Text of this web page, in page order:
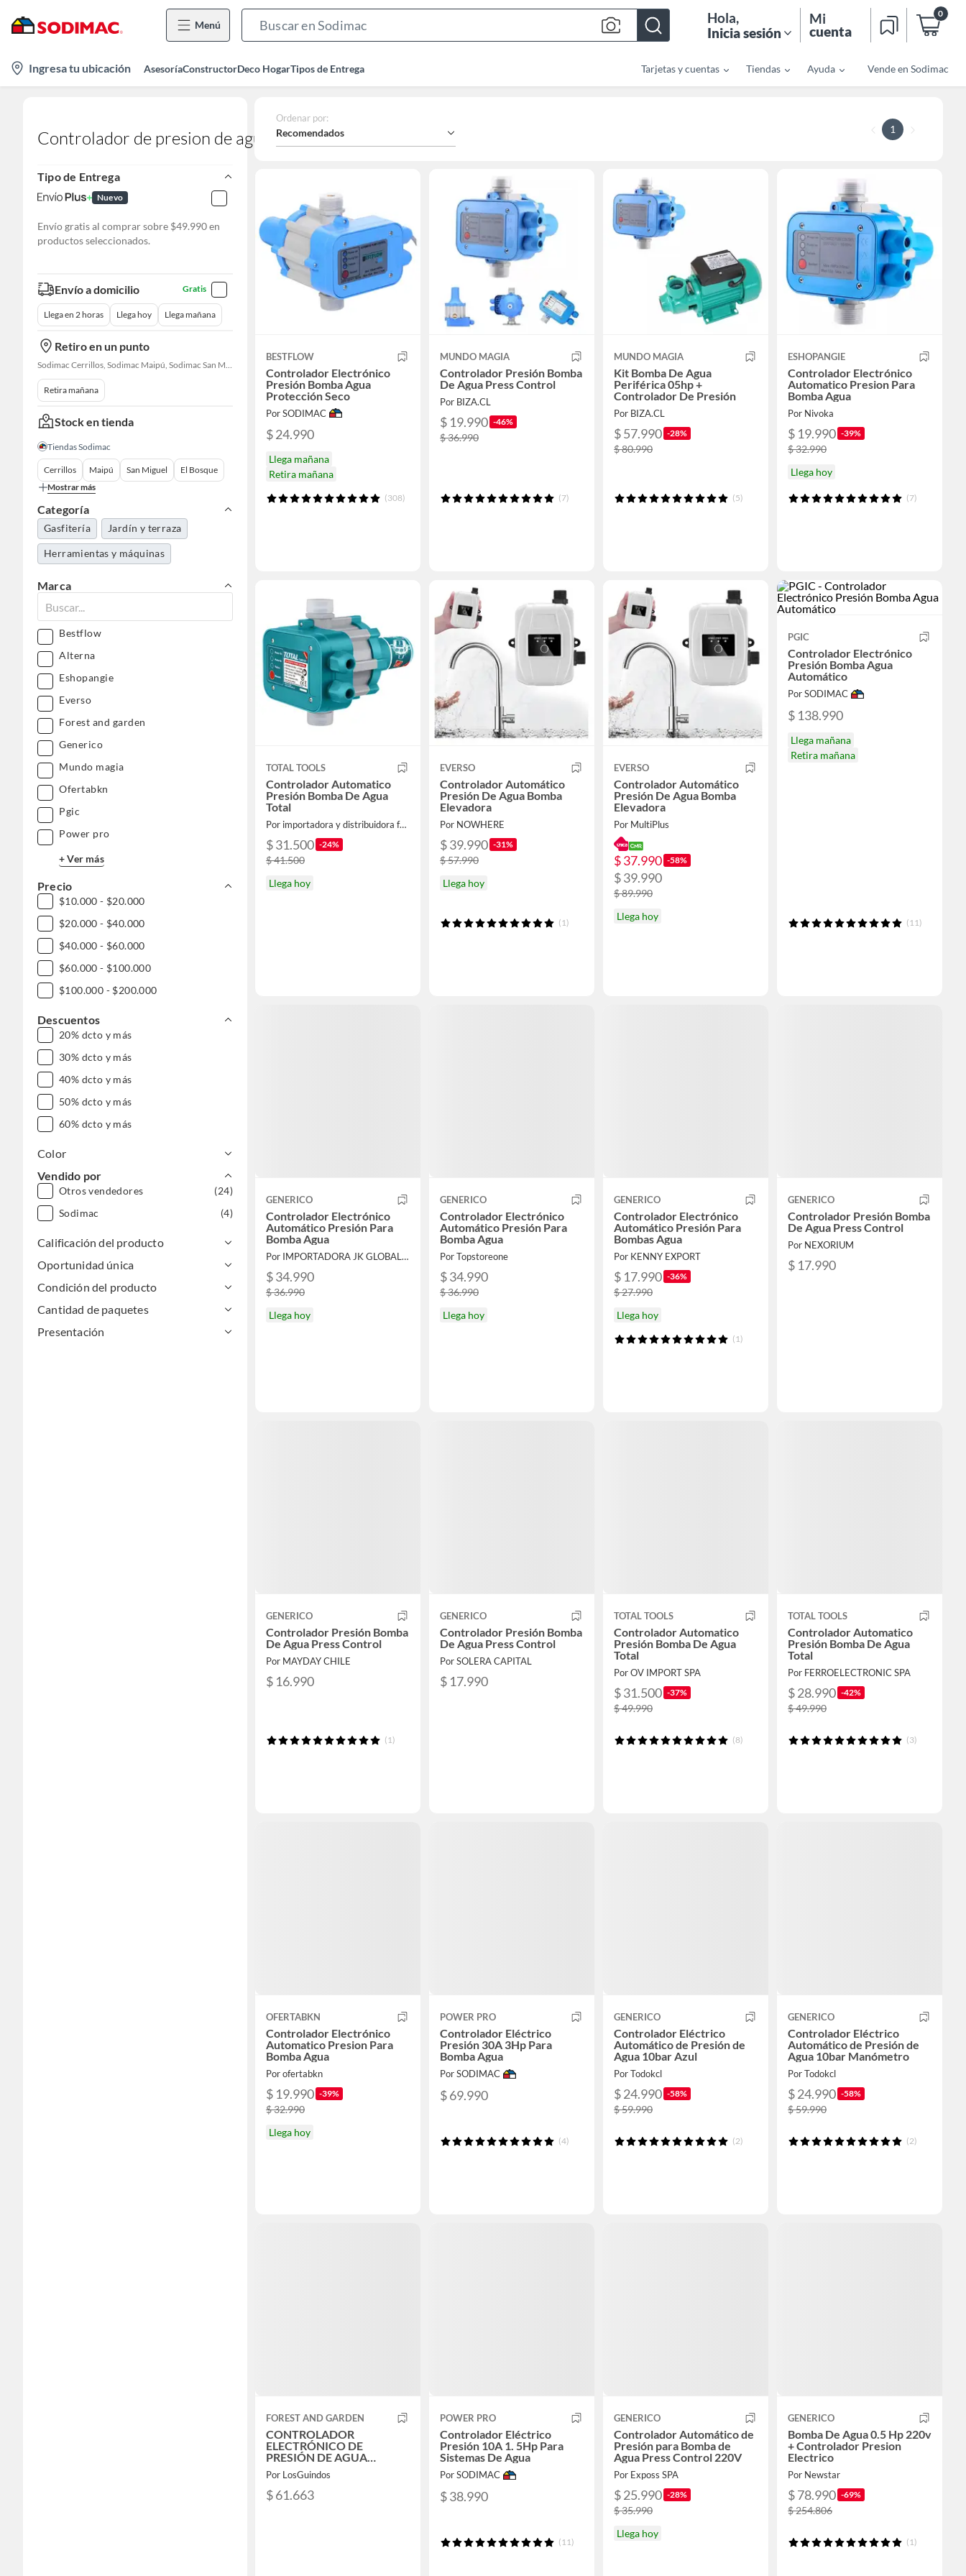
Menú
Bar
Hola,
Inicia sesión
Mi
cuenta
0
location-
icon
Ingresa tu ubicación AsesoríaConstructorDeco HogarTipos de Entrega Tarjetas y cuentas Tiendas Ayuda Vende en Sodimac
Controlador de presion de agua
Tipo de Entrega
Nuevo
Envío gratis al comprar sobre $49.990 en
productos seleccionados.
Envío a domicilio Gratis
Llega en 2 horas Llega hoy Llega mañana
Retiro en un punto
Sodimac Cerrillos, Sodimac Maipú, Sodimac San Miguel, Sodimac El Bosque, Sodimac San Bernardo, Constructor Cantagallo, Sodimac Talagante, Sodimac San Fernando
Retira mañana
Stock en tienda
Tiendas Sodimac
Cerrillos Maipú San Miguel
El Bosque
Mostrar más
Categoría
Gasfitería Jardín y terraza
Herramientas y máquinas
Marca
Bestflow
Alterna
Eshopangie
Everso
Forest and garden
Generico
Mundo magia
Ofertabkn
Pgic
Power pro
+ Ver más
Precio
$10.000 - $20.000
$20.000 - $40.000
$40.000 - $60.000
$60.000 - $100.000
$100.000 - $200.000
Descuentos
20% dcto y más
30% dcto y más
40% dcto y más
50% dcto y más
60% dcto y más
Color
Vendido por
Otros vendedores
(24)
Sodimac
(4)
Calificación del producto
Oportunidad única
Condición del producto
Cantidad de paquetes
Presentación
Ordenar por:
Recomendados 1
BESTFLOW
Controlador Electrónico
Presión Bomba Agua
Protección Seco
Por SODIMAC
$ 24.990
Llega mañana
Retira mañana
(308)
MUNDO MAGIA
Controlador Presión Bomba
De Agua Press Control
Por BIZA.CL
$ 19.990 -46%
$ 36.990
(7)
MUNDO MAGIA
Kit Bomba De Agua
Periférica 05hp +
Controlador De Presión
Por BIZA.CL
$ 57.990 -28%
$ 80.990
(5)
ESHOPANGIE
Controlador Electrónico
Automatico Presion Para
Bomba Agua
Por Nivoka
$ 19.990 -39%
$ 32.990
Llega hoy
(7)
TOTAL TOOLS
Controlador Automatico
Presión Bomba De Agua
Total
Por importadora y distribuidora ferroelectronic spa
$ 31.500 -24%
$ 41.500
Llega hoy
EVERSO
Controlador Automático
Presión De Agua Bomba
Elevadora
Por NOWHERE
$ 39.990 -31%
$ 57.990
Llega hoy
(1)
EVERSO
Controlador Automático
Presión De Agua Bomba
Elevadora
Por MultiPlus
$ 37.990 -58%
$ 39.990
$ 89.990
Llega hoy
PGIC
Controlador Electrónico
Presión Bomba Agua
Automático
Por SODIMAC
$ 138.990
Llega mañana
Retira mañana
(11)
GENERICO
Controlador Electrónico
Automático Presión Para
Bomba Agua
Por IMPORTADORA JK GLOBAL SPA
$ 34.990
$ 36.990
Llega hoy
GENERICO
Controlador Electrónico
Automático Presión Para
Bomba Agua
Por Topstoreone
$ 34.990
$ 36.990
Llega hoy
GENERICO
Controlador Electrónico
Automático Presión Para
Bombas Agua
Por KENNY EXPORT
$ 17.990 -36%
$ 27.990
Llega hoy
(1)
GENERICO
Controlador Presión Bomba
De Agua Press Control
Por NEXORIUM
$ 17.990
GENERICO
Controlador Presión Bomba
De Agua Press Control
Por MAYDAY CHILE
$ 16.990
(1)
GENERICO
Controlador Presión Bomba
De Agua Press Control
Por SOLERA CAPITAL
$ 17.990
TOTAL TOOLS
Controlador Automatico
Presión Bomba De Agua
Total
Por OV IMPORT SPA
$ 31.500 -37%
$ 49.990
(8)
TOTAL TOOLS
Controlador Automatico
Presión Bomba De Agua
Total
Por FERROELECTRONIC SPA
$ 28.990 -42%
$ 49.990
(3)
OFERTABKN
Controlador Electrónico
Automatico Presion Para
Bomba Agua
Por ofertabkn
$ 19.990 -39%
$ 32.990
Llega hoy
POWER PRO
Controlador Eléctrico
Presión 30A 3Hp Para
Bomba Agua
Por SODIMAC
$ 69.990
(4)
GENERICO
Controlador Eléctrico
Automático de Presión de
Agua 10bar Azul
Por Todokcl
$ 24.990 -58%
$ 59.990
(2)
GENERICO
Controlador Eléctrico
Automático de Presión de
Agua 10bar Manómetro
Por Todokcl
$ 24.990 -58%
$ 59.990
(2)
FOREST AND GARDEN
CONTROLADOR
ELECTRÓNICO DE
PRESIÓN DE AGUA
PC7000 FOREST GARDEN
Por LosGuindos
$ 61.663
POWER PRO
Controlador Eléctrico
Presión 10A 1. 5Hp Para
Sistemas De Agua
Por SODIMAC
$ 38.990
(11)
GENERICO
Controlador Automático de
Presión para Bomba de
Agua Press Control 220V
Por Exposs SPA
$ 25.990 -28%
$ 35.990
Llega hoy
GENERICO
Bomba De Agua 0.5 Hp 220v
+ Controlador Presion
Electrico
Por Newstar
$ 78.990 -69%
$ 254.806
(1)